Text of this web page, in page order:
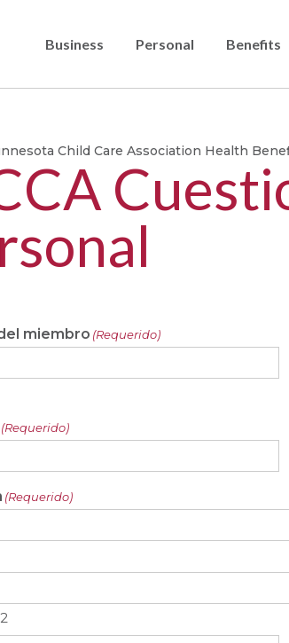
Business Personal Benefits
Child Care Association Health
miembro (Requerido)
(Requerido)
(Requerido)